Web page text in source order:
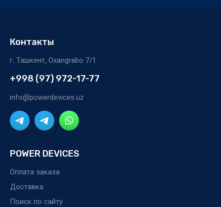
Контакты
г. Ташкент, Oxangrabo 7/1
+998 (97) 972-17-77
info@powerdevices.uz
POWER DEVICES
Оплата заказа
Доставка
Поиск по сайту